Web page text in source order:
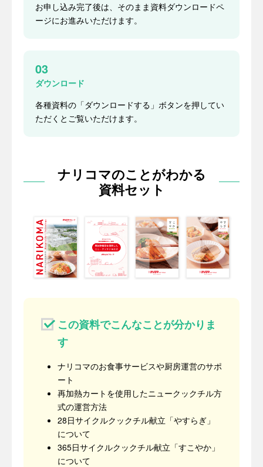
お申し込み完了後は、そのまま資料ダウンロードペ
ージにお進みいただけます。
03
ダウンロード
各種資料の「ダウンロードする」ボタンを押してい
ただくとご覧いただけます。
ナリコマのことがわかる
資料セット
この資料でこんなことが分かりま
す
ナリコマのお食事サービスや厨房運営のサポ
ート
再加熱カートを使用したニュークックチル方
式の運営方法
28日サイクルクックチル献立「やすらぎ」
について
365日サイクルクックチル献立「すこやか」
について